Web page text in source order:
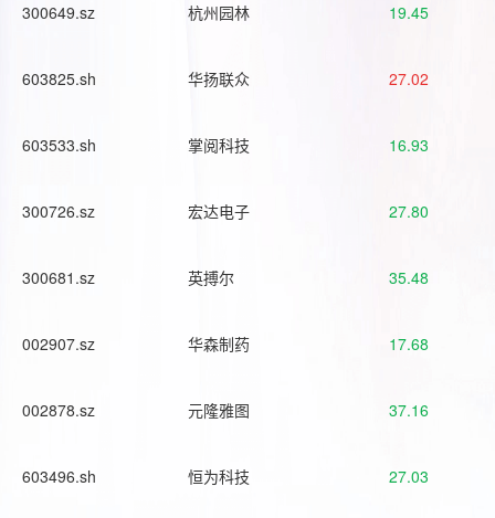
300649.sz 杭州园林 19.45
603825.sh 华扬联众 27.02
603533.sh 掌阅科技 16.93
300726.sz 宏达电子 27.80
300681.sz 英搏尔 35.48
002907.sz 华森制药 17.68
002878.sz 元隆雅图 37.16
603496.sh 恒为科技 27.03